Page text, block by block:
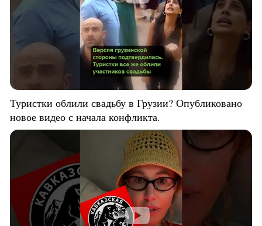
Туристки облили свадьбу в Грузии? Опубликовано
новое видео с начала конфликта.